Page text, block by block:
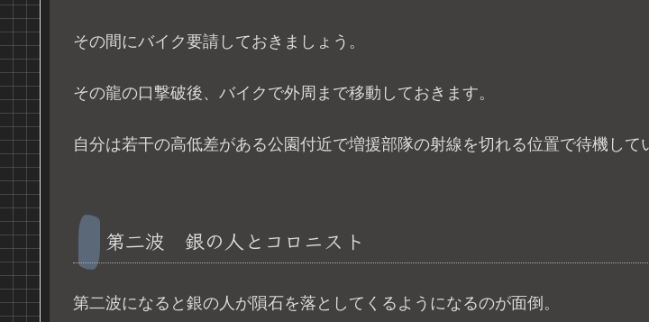
その間にバイク要請しておきましょう。
その龍の口撃破後、バイクで外周まで移動しておきます。
自分は若干の高低差がある公園付近で増援部隊の射線を切れる位置で待機して
第二波 銀の人とコロニスト
第二波になると銀の人が隕石を落としてくるようになるのが面倒。